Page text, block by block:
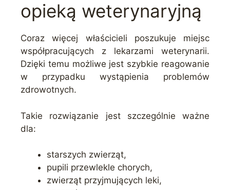
opieką weterynaryjną
Coraz więcej właścicieli poszukuje miejsc
współpracujących z lekarzami weterynarii.
Dzięki temu możliwe jest szybkie reagowanie
w przypadku wystąpienia problemów
zdrowotnych.
Takie rozwiązanie jest szczególnie ważne
dla:
starszych zwierząt,
pupili przewlekle chorych,
zwierząt przyjmujących leki,